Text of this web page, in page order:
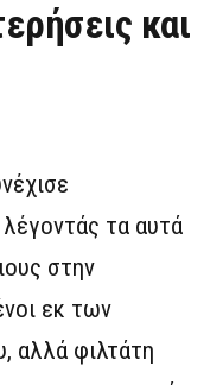
και
τα αυτά
στην
εκ των
αλλά φιλτάτη